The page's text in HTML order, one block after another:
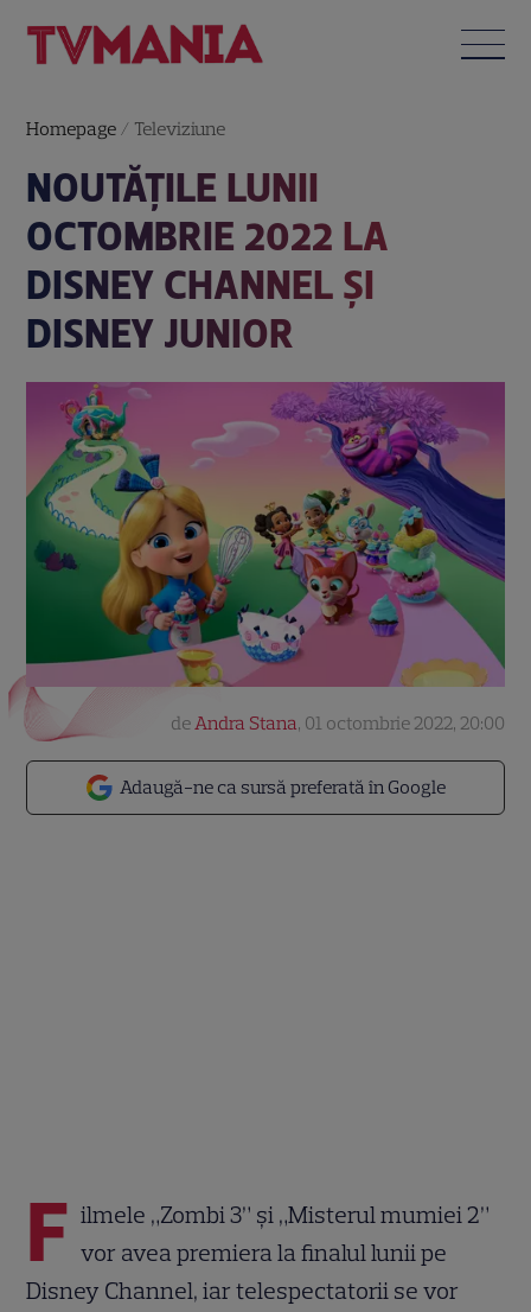
Homepage / Televiziune
NOUTĂȚILE LUNII
OCTOMBRIE 2022 LA
DISNEY CHANNEL ȘI
DISNEY JUNIOR
Adaugă-ne ca sursă preferată în Google
deAndra Stana, 01 octombrie 2022, 20:00
F ilmele „Zombi 3” și „Misterul mumiei 2”
vor avea premiera la finalul lunii pe
Disney Channel, iar telespectatorii se vor